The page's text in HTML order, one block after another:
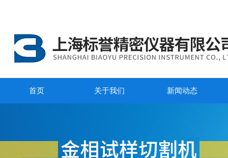
首页 关于我们 新闻动态